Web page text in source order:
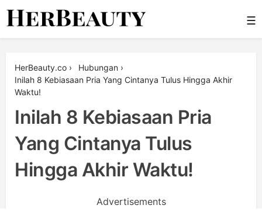
Skip
☰
HerBeauty.co › Hubungan ›
Inilah 8 Kebiasaan Pria Yang Cintanya Tulus Hingga Akhir
Waktu!
Inilah 8 Kebiasaan Pria
Yang Cintanya Tulus
Hingga Akhir Waktu!
Advertisements